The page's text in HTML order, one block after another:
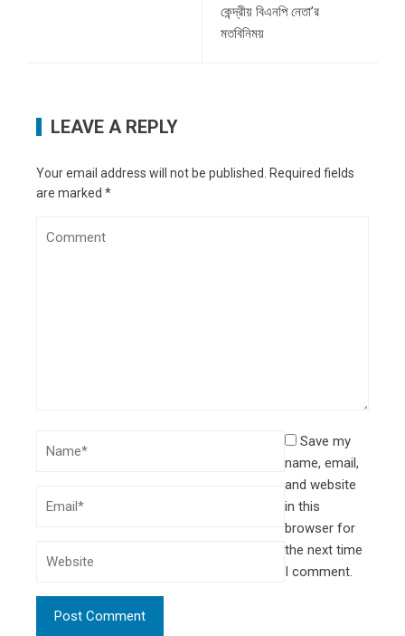
কেন্দ্রীয় বিএনপি নেতা’র
মতবিনিময়
LEAVE A REPLY
Your email address will not be published. Required fields
are marked *
Save my
name, email,
and website
in this
browser for
the next time
I comment.